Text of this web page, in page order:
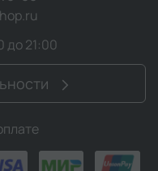
до 21:00